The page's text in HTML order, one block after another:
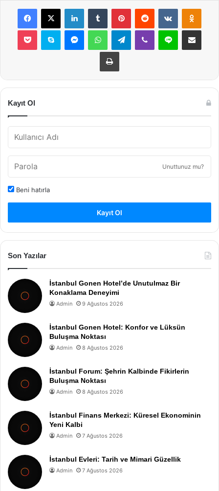
Facebook
X LinkedInTumblr PinterestReddit VKontakte
Pocket Skype MessengerWhatsAppTelegramViber Line E-Posta ile
Yazdır
Kayıt Ol
Unuttunuz mu?
Beni hatırla
Kayıt Ol
Son Yazılar
İstanbul Gonen Hotel’de Unutulmaz Bir
Konaklama Deneyimi
Admin 9 Ağustos 2026
İstanbul Gonen Hotel: Konfor ve Lüksün
Buluşma Noktası
Admin 8 Ağustos 2026
İstanbul Forum: Şehrin Kalbinde Fikirlerin
Buluşma Noktası
Admin 8 Ağustos 2026
İstanbul Finans Merkezi: Küresel Ekonominin
Yeni Kalbi
Admin 7 Ağustos 2026
İstanbul Evleri: Tarih ve Mimari Güzellik
Admin 7 Ağustos 2026